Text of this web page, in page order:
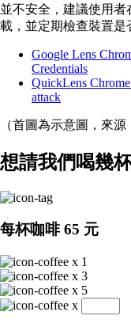
並不安全，建議使用
載，並定期檢查裝置是
Google Lens
Credentials
QuickLens
attack
（首圖為示意圖，來源
想請我們喝幾
每杯咖啡 65 元
x 1
x 3
x 5
x